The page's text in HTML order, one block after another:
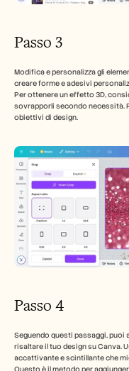
Passo 3
Modifica e personalizza gli
creare forme e adesivi
Per ottenere un effetto 3D,
sovrapporli secondo necessità.
obiettivi di design.
Passo 4
Seguendo questi passaggi,
risaltare il tuo design su Canva.
accattivante e scintillante che